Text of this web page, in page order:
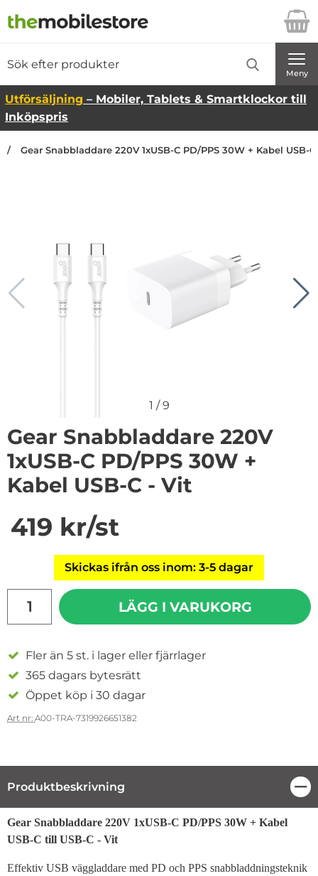
Startsidan för Danira Telecom AB
Meny
Utförsäljning – Mobiler, Tablets & Smartklockor till
Inköpspris
Gear Snabbladdare 220V 1xUSB-C PD/PPS 30W + Kabel USB-
1 /9
Gear Snabbladdare 220V
1xUSB-C PD/PPS 30W +
Kabel USB-C - Vit
pris
419 kr/st
Skickas ifrån oss inom: 3-5 dagar
LÄGG I VARUKORG
Fler än 5 st. i lager eller fjärrlager
365 dagars bytesrätt
Öppet köp i 30 dagar
Art nr: A00-TRA-7319926651382
Produktbeskrivning
Produktbeskrivning
Gear Snabbladdare 220V 1xUSB-C PD/PPS 30W + Kabel
USB-C till USB-C - Vit
Effektiv USB väggladdare med PD och PPS snabbladdningsteknik